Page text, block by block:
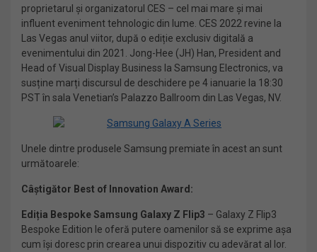
proprietarul și organizatorul CES – cel mai mare și mai
influent eveniment tehnologic din lume. CES 2022 revine la
Las Vegas anul viitor, după o ediție exclusiv digitală a
evenimentului din 2021. Jong-Hee (JH) Han, President and
Head of Visual Display Business la Samsung Electronics, va
susține marți discursul de deschidere pe 4 ianuarie la 18:30
PST în sala Venetian’s Palazzo Ballroom din Las Vegas, NV.
Unele dintre produsele Samsung premiate în acest an sunt
următoarele:
Câștigător Best of Innovation Award:
Ediția Bespoke Samsung Galaxy Z Flip3 – Galaxy Z Flip3
Bespoke Edition le oferă putere oamenilor să se exprime așa
cum își doresc prin crearea unui dispozitiv cu adevărat al lor.